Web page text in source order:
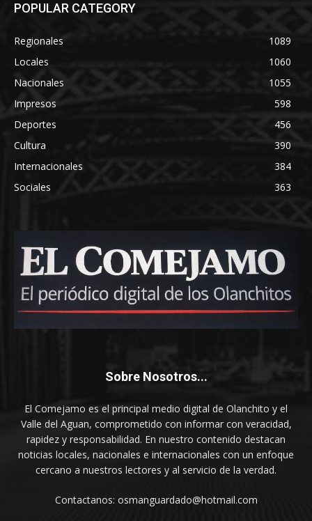
POPULAR CATEGORY
Regionales
1089
Locales
1060
Nacionales
1055
Impresos
598
Deportes
456
Cultura
390
Internacionales
384
Sociales
363
Sobre Nosotros...
El Comejamo es el principal medio digital de Olanchito y el
Valle del Aguan, comprometido con informar con veracidad,
rapidez y responsabilidad. En nuestro contenido destacan
noticias locales, nacionales e internacionales con un enfoque
cercano a nuestros lectores y al servicio de la verdad.
Contactanos: osmanguardado@hotmail.com